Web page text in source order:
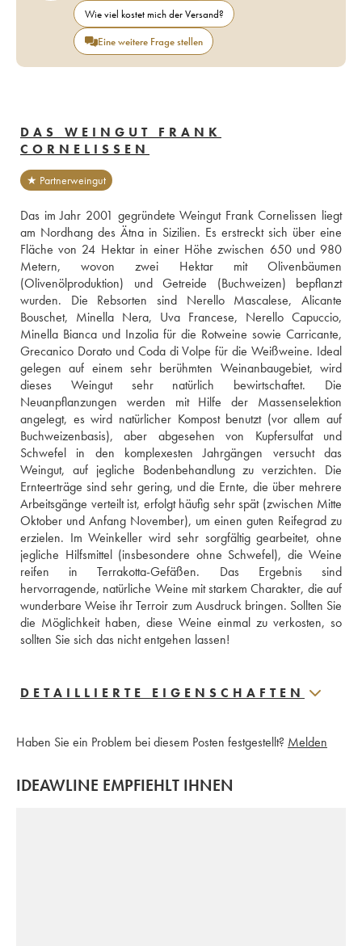
Wie viel kostet mich der Versand?
Eine weitere Frage stellen
DAS WEINGUT FRANK
CORNELISSEN
★ Partnerweingut
Das im Jahr 2001 gegründete Weingut Frank Cornelissen liegt
am Nordhang des Ätna in Sizilien. Es erstreckt sich über eine
Fläche von 24 Hektar in einer Höhe zwischen 650 und 980
Metern, wovon zwei Hektar mit Olivenbäumen
(Olivenölproduktion) und Getreide (Buchweizen) bepflanzt
wurden. Die Rebsorten sind Nerello Mascalese, Alicante
Bouschet, Minella Nera, Uva Francese, Nerello Capuccio,
Minella Bianca und Inzolia für die Rotweine sowie Carricante,
Grecanico Dorato und Coda di Volpe für die Weißweine. Ideal
gelegen auf einem sehr berühmten Weinanbaugebiet, wird
dieses Weingut sehr natürlich bewirtschaftet. Die
Neuanpflanzungen werden mit Hilfe der Massenselektion
angelegt, es wird natürlicher Kompost benutzt (vor allem auf
Buchweizenbasis), aber abgesehen von Kupfersulfat und
Schwefel in den komplexesten Jahrgängen versucht das
Weingut, auf jegliche Bodenbehandlung zu verzichten. Die
Ernteerträge sind sehr gering, und die Ernte, die über mehrere
Arbeitsgänge verteilt ist, erfolgt häufig sehr spät (zwischen Mitte
Oktober und Anfang November), um einen guten Reifegrad zu
erzielen. Im Weinkeller wird sehr sorgfältig gearbeitet, ohne
jegliche Hilfsmittel (insbesondere ohne Schwefel), die Weine
reifen in Terrakotta-Gefäßen. Das Ergebnis sind
hervorragende, natürliche Weine mit starkem Charakter, die auf
wunderbare Weise ihr Terroir zum Ausdruck bringen. Sollten Sie
die Möglichkeit haben, diese Weine einmal zu verkosten, so
sollten Sie sich das nicht entgehen lassen!
DETAILLIERTE EIGENSCHAFTEN
Haben Sie ein Problem bei diesem Posten festgestellt? Melden
IDEAWLINE EMPFIEHLT IHNEN